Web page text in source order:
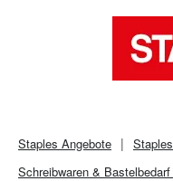
Staples Angebote Staples
Schreibwaren & Bastelbedarf